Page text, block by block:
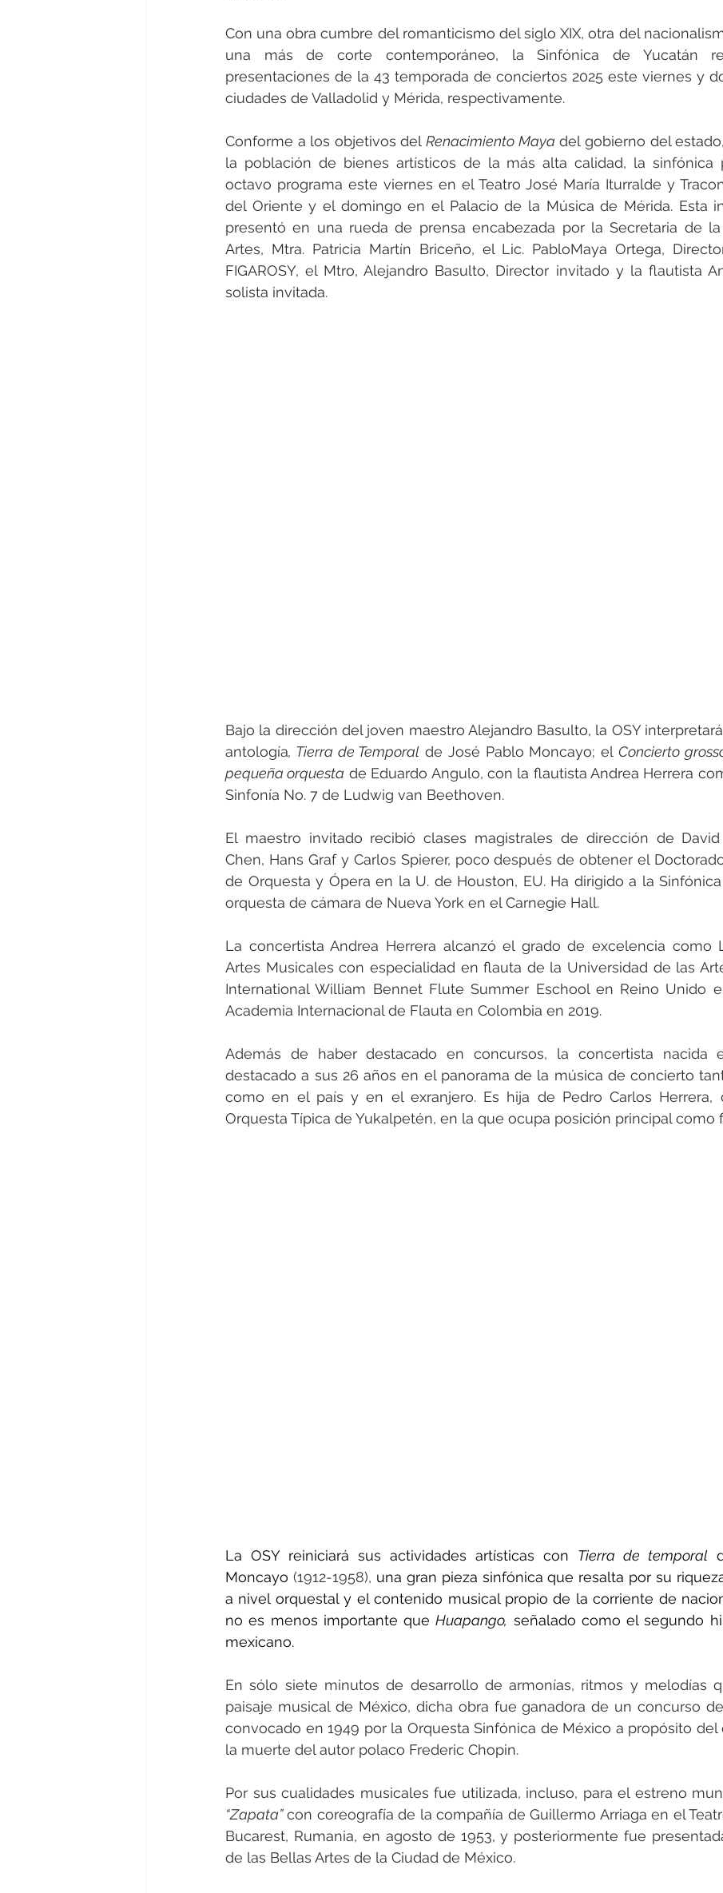
Con una obra cumbre del romanticismo del siglo XIX, otra del
una más de corte contemporáneo, la Sinfónica de Yucatán
presentaciones de la 43 temporada de conciertos 2025 este viernes y
ciudades de Valladolid y Mérida, respectivamente.
Conforme a los objetivos del Renacimiento Maya del gobierno del
la población de bienes artísticos de la más alta calidad, la sinfónica
octavo programa este viernes en el Teatro José María Iturralde y
del Oriente y el domingo en el Palacio de la Música de Mérida. Esta
presentó en una rueda de prensa encabezada por la Secretaria de
Artes, Mtra. Patricia Martín Briceño, el Lic. PabloMaya Ortega,
FIGAROSY, el Mtro, Alejandro Basulto, Director invitado y la flautista
solista invitada.
Bajo la dirección del joven maestro Alejandro Basulto, la OSY
antología, Tierra de Temporal de José Pablo Moncayo; el Concierto
pequeña orquesta de Eduardo Angulo, con la flautista Andrea Herrera
Sinfonía No. 7 de Ludwig van Beethoven.
El maestro invitado recibió clases magistrales de dirección de David
Chen, Hans Graf y Carlos Spierer, poco después de obtener el
de Orquesta y Ópera en la U. de Houston, EU. Ha dirigido a la
orquesta de cámara de Nueva York en el Carnegie Hall.
La concertista Andrea Herrera alcanzó el grado de excelencia como
Artes Musicales con especialidad en flauta de la Universidad de las
International William Bennet Flute Summer Eschool en Reino Unido
Academia Internacional de Flauta en Colombia en 2019.
Además de haber destacado en concursos, la concertista nacida
destacado a sus 26 años en el panorama de la música de concierto
como en el país y en el exranjero. Es hija de Pedro Carlos Herrera,
Orquesta Típica de Yukalpetén, en la que ocupa posición principal como
La OSY reiniciará sus actividades artísticas con Tierra de temporal
Moncayo (1912-1958), una gran pieza sinfónica que resalta por su
a nivel orquestal y el contenido musical propio de la corriente de
no es menos importante que Huapango, señalado como el segundo
mexicano.
En sólo siete minutos de desarrollo de armonías, ritmos y melodías
paisaje musical de México, dicha obra fue ganadora de un concurso
convocado en 1949 por la Orquesta Sinfónica de México a propósito del
la muerte del autor polaco Frederic Chopin.
Por sus cualidades musicales fue utilizada, incluso, para el estreno
“Zapata” con coreografía de la compañía de Guillermo Arriaga en el
Bucarest, Rumania, en agosto de 1953, y posteriormente fue
de las Bellas Artes de la Ciudad de México.